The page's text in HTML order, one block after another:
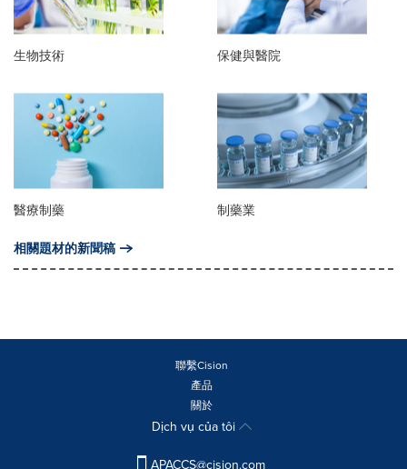
生物技術 保健與醫院
醫療制藥 制藥業
相關題材的新聞稿
聯繫Cision
產品
關於
Dịch vụ của tôi
APACCS@cision.com